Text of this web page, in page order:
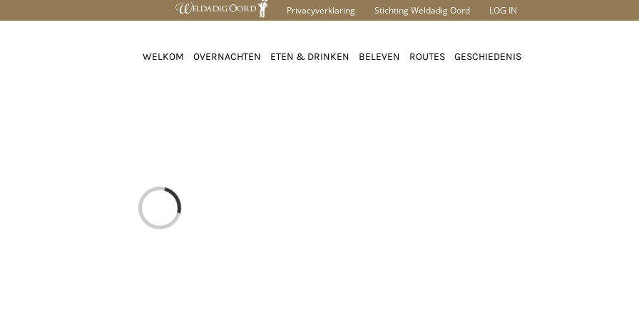
Privacyverklaring Stichting Weldadig Oord LOG IN
WELKOM OVERNACHTEN ETEN & DRINKEN BELEVEN ROUTES GESCHIEDENIS
Loading...